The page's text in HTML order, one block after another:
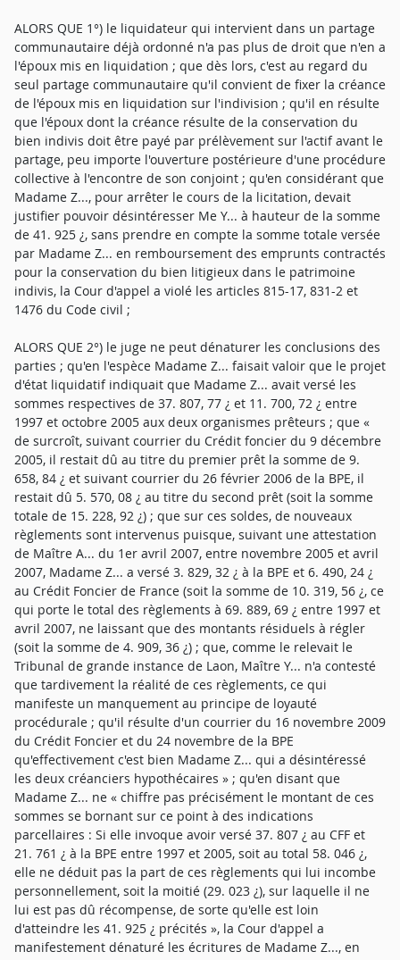
ALORS QUE 1°) le liquidateur qui intervient dans un partage
communautaire déjà ordonné n'a pas plus de droit que n'en a
l'époux mis en liquidation ; que dès lors, c'est au regard du
seul partage communautaire qu'il convient de fixer la créance
de l'époux mis en liquidation sur l'indivision ; qu'il en résulte
que l'époux dont la créance résulte de la conservation du
bien indivis doit être payé par prélèvement sur l'actif avant le
partage, peu importe l'ouverture postérieure d'une procédure
collective à l'encontre de son conjoint ; qu'en considérant que
Madame Z..., pour arrêter le cours de la licitation, devait
justifier pouvoir désintéresser Me Y... à hauteur de la somme
de 41. 925 ¿, sans prendre en compte la somme totale versée
par Madame Z... en remboursement des emprunts contractés
pour la conservation du bien litigieux dans le patrimoine
indivis, la Cour d'appel a violé les articles 815-17, 831-2 et
1476 du Code civil ;
ALORS QUE 2°) le juge ne peut dénaturer les conclusions des
parties ; qu'en l'espèce Madame Z... faisait valoir que le projet
d'état liquidatif indiquait que Madame Z... avait versé les
sommes respectives de 37. 807, 77 ¿ et 11. 700, 72 ¿ entre
1997 et octobre 2005 aux deux organismes prêteurs ; que «
de surcroît, suivant courrier du Crédit foncier du 9 décembre
2005, il restait dû au titre du premier prêt la somme de 9.
658, 84 ¿ et suivant courrier du 26 février 2006 de la BPE, il
restait dû 5. 570, 08 ¿ au titre du second prêt (soit la somme
totale de 15. 228, 92 ¿) ; que sur ces soldes, de nouveaux
règlements sont intervenus puisque, suivant une attestation
de Maître A... du 1er avril 2007, entre novembre 2005 et avril
2007, Madame Z... a versé 3. 829, 32 ¿ à la BPE et 6. 490, 24 ¿
au Crédit Foncier de France (soit la somme de 10. 319, 56 ¿, ce
qui porte le total des règlements à 69. 889, 69 ¿ entre 1997 et
avril 2007, ne laissant que des montants résiduels à régler
(soit la somme de 4. 909, 36 ¿) ; que, comme le relevait le
Tribunal de grande instance de Laon, Maître Y... n'a contesté
que tardivement la réalité de ces règlements, ce qui
manifeste un manquement au principe de loyauté
procédurale ; qu'il résulte d'un courrier du 16 novembre 2009
du Crédit Foncier et du 24 novembre de la BPE
qu'effectivement c'est bien Madame Z... qui a désintéressé
les deux créanciers hypothécaires » ; qu'en disant que
Madame Z... ne « chiffre pas précisément le montant de ces
sommes se bornant sur ce point à des indications
parcellaires : Si elle invoque avoir versé 37. 807 ¿ au CFF et
21. 761 ¿ à la BPE entre 1997 et 2005, soit au total 58. 046 ¿,
elle ne déduit pas la part de ces règlements qui lui incombe
personnellement, soit la moitié (29. 023 ¿), sur laquelle il ne
lui est pas dû récompense, de sorte qu'elle est loin
d'atteindre les 41. 925 ¿ précités », la Cour d'appel a
manifestement dénaturé les écritures de Madame Z..., en